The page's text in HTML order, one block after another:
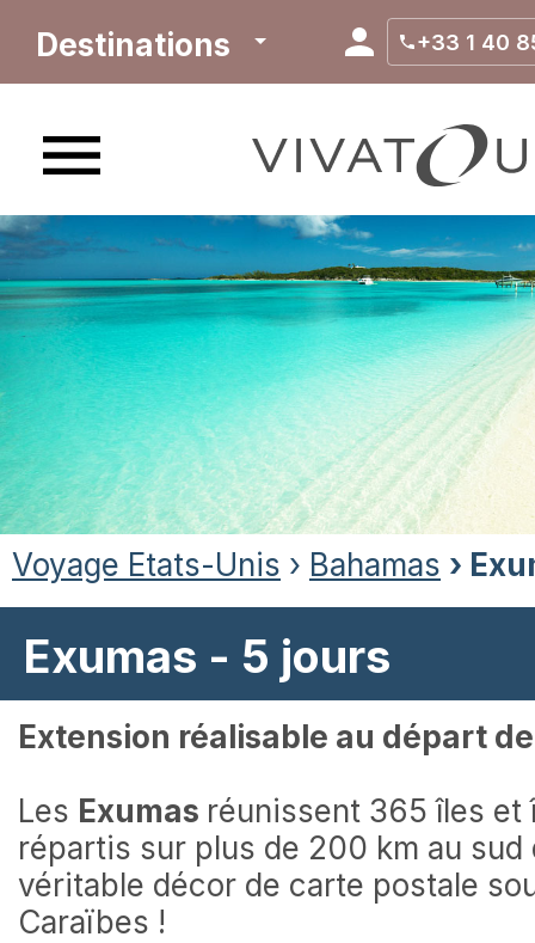
Voyage Etats-Unis › Bahamas ›
Exumas - 5 jours
Extension réalisable au départ
Les Exumas réunissent 365 îles
répartis sur plus de 200 km au sud
véritable décor de carte postale
Caraïbes !
+33 1 40
Destinations